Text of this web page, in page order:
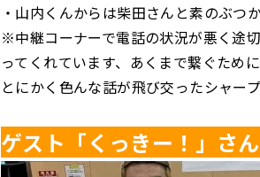
・山内くんからは柴田さんと素のぶつ
※中継コーナーで電話の状況が悪く途
ってくれています、あくまで繋ぐために
とにかく色んな話が飛び交ったシャープ
ゲスト「くっきー！」さん